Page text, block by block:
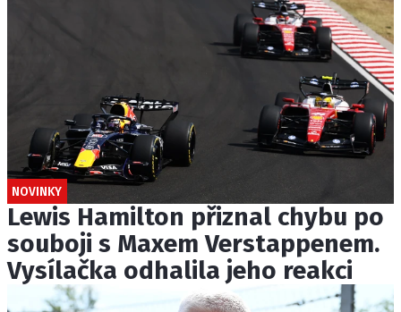
NOVINKY
Lewis Hamilton přiznal chybu po
souboji s Maxem Verstappenem.
Vysílačka odhalila jeho reakci